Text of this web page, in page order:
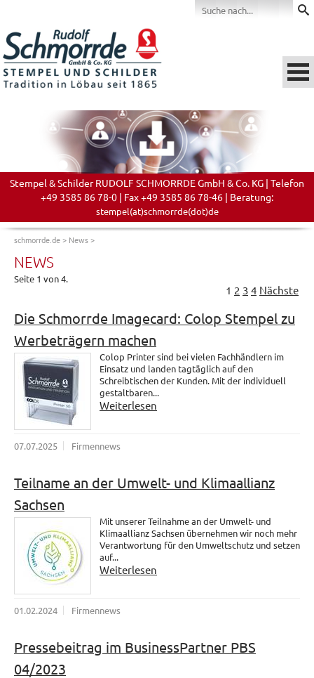
Stempel & Schilder RUDOLF SCHMORRDE GmbH & Co. KG | Telefon
+49 3585 86 78-0 | Fax +49 3585 86 78-46 | Beratung:
stempel(at)schmorrde(dot)de
schmorrde.de> News>
NEWS
Seite 1 von 4.
1 2 3 4 Nächste
Die Schmorrde Imagecard: Colop Stempel zu
Werbeträgern machen
Colop Printer sind bei vielen Fachhändlern im
Einsatz und landen tagtäglich auf den
Schreibtischen der Kunden. Mit der individuell
gestaltbaren...
Weiterlesen
07.07.2025 Firmennews
Teilname an der Umwelt- und Klimaallianz
Sachsen
Mit unserer Teilnahme an der Umwelt- und
Klimaallianz Sachsen übernehmen wir noch mehr
Verantwortung für den Umweltschutz und setzen
auf...
Weiterlesen
01.02.2024 Firmennews
Pressebeitrag im BusinessPartner PBS
04/2023